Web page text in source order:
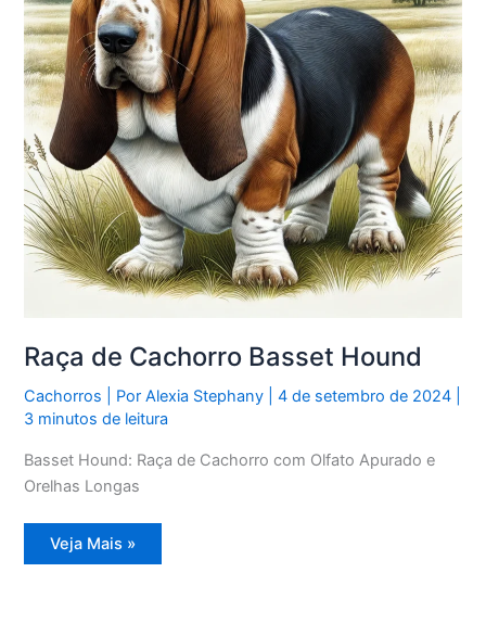
Raça de Cachorro Basset Hound
Cachorros | PorAlexia Stephany |4 de setembro de 2024
3 minutos de leitura
Basset Hound: Raça de Cachorro com Olfato Apurado e
Orelhas Longas
Raça
de
Veja Mais »